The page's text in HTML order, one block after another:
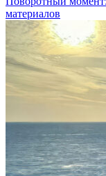
материалов